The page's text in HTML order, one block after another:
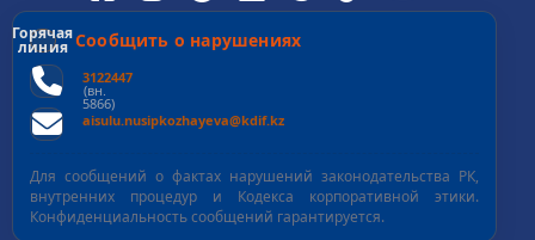
Горячая
линия Сообщить о нарушениях
3122447
(вн.
5866)
aisulu.nusipkozhayeva@kdif.kz
Для сообщений о фактах нарушений законодательства РК,
внутренних процедур и Кодекса корпоративной этики.
Конфиденциальность сообщений гарантируется.